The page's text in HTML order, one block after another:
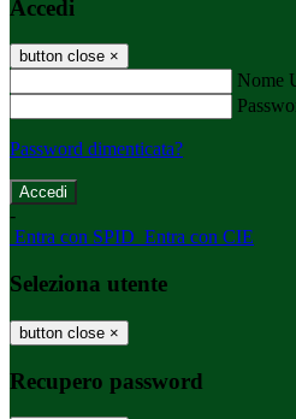
Accedi
button close ×
Nome
Password dimenticata?
-
Entra con SPID Entra con CIE
Seleziona utente
button close ×
Recupero password